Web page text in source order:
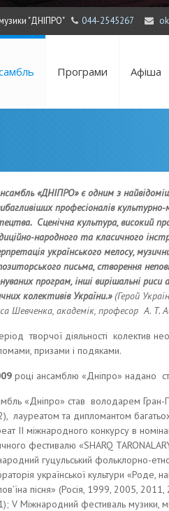
"ДНІПРО" 044-2545267
Програми Афіша
«ДНІПРО» є одним з
профе­сіоналів
Сценічна культура, високий
народного та класичного
українського мелосу,
письма, створення
програм, інші ви­рішальні
колективів України.»(Герой
Шевченка, академік, професор А. Т.
творчої діяльності колектив
призами і подяками.
році ансамблю «Дніпро» надано
«Дніпро» став володарем Гран-
лауреатом та дипломантом
II міжнародного конкурсу в
фестивалю «SHARQ
гуцульський фольклорно-
української культури «Роде,
пісня» (Росія, 1999, 2005,
V Міжнародний фестиваль музики,